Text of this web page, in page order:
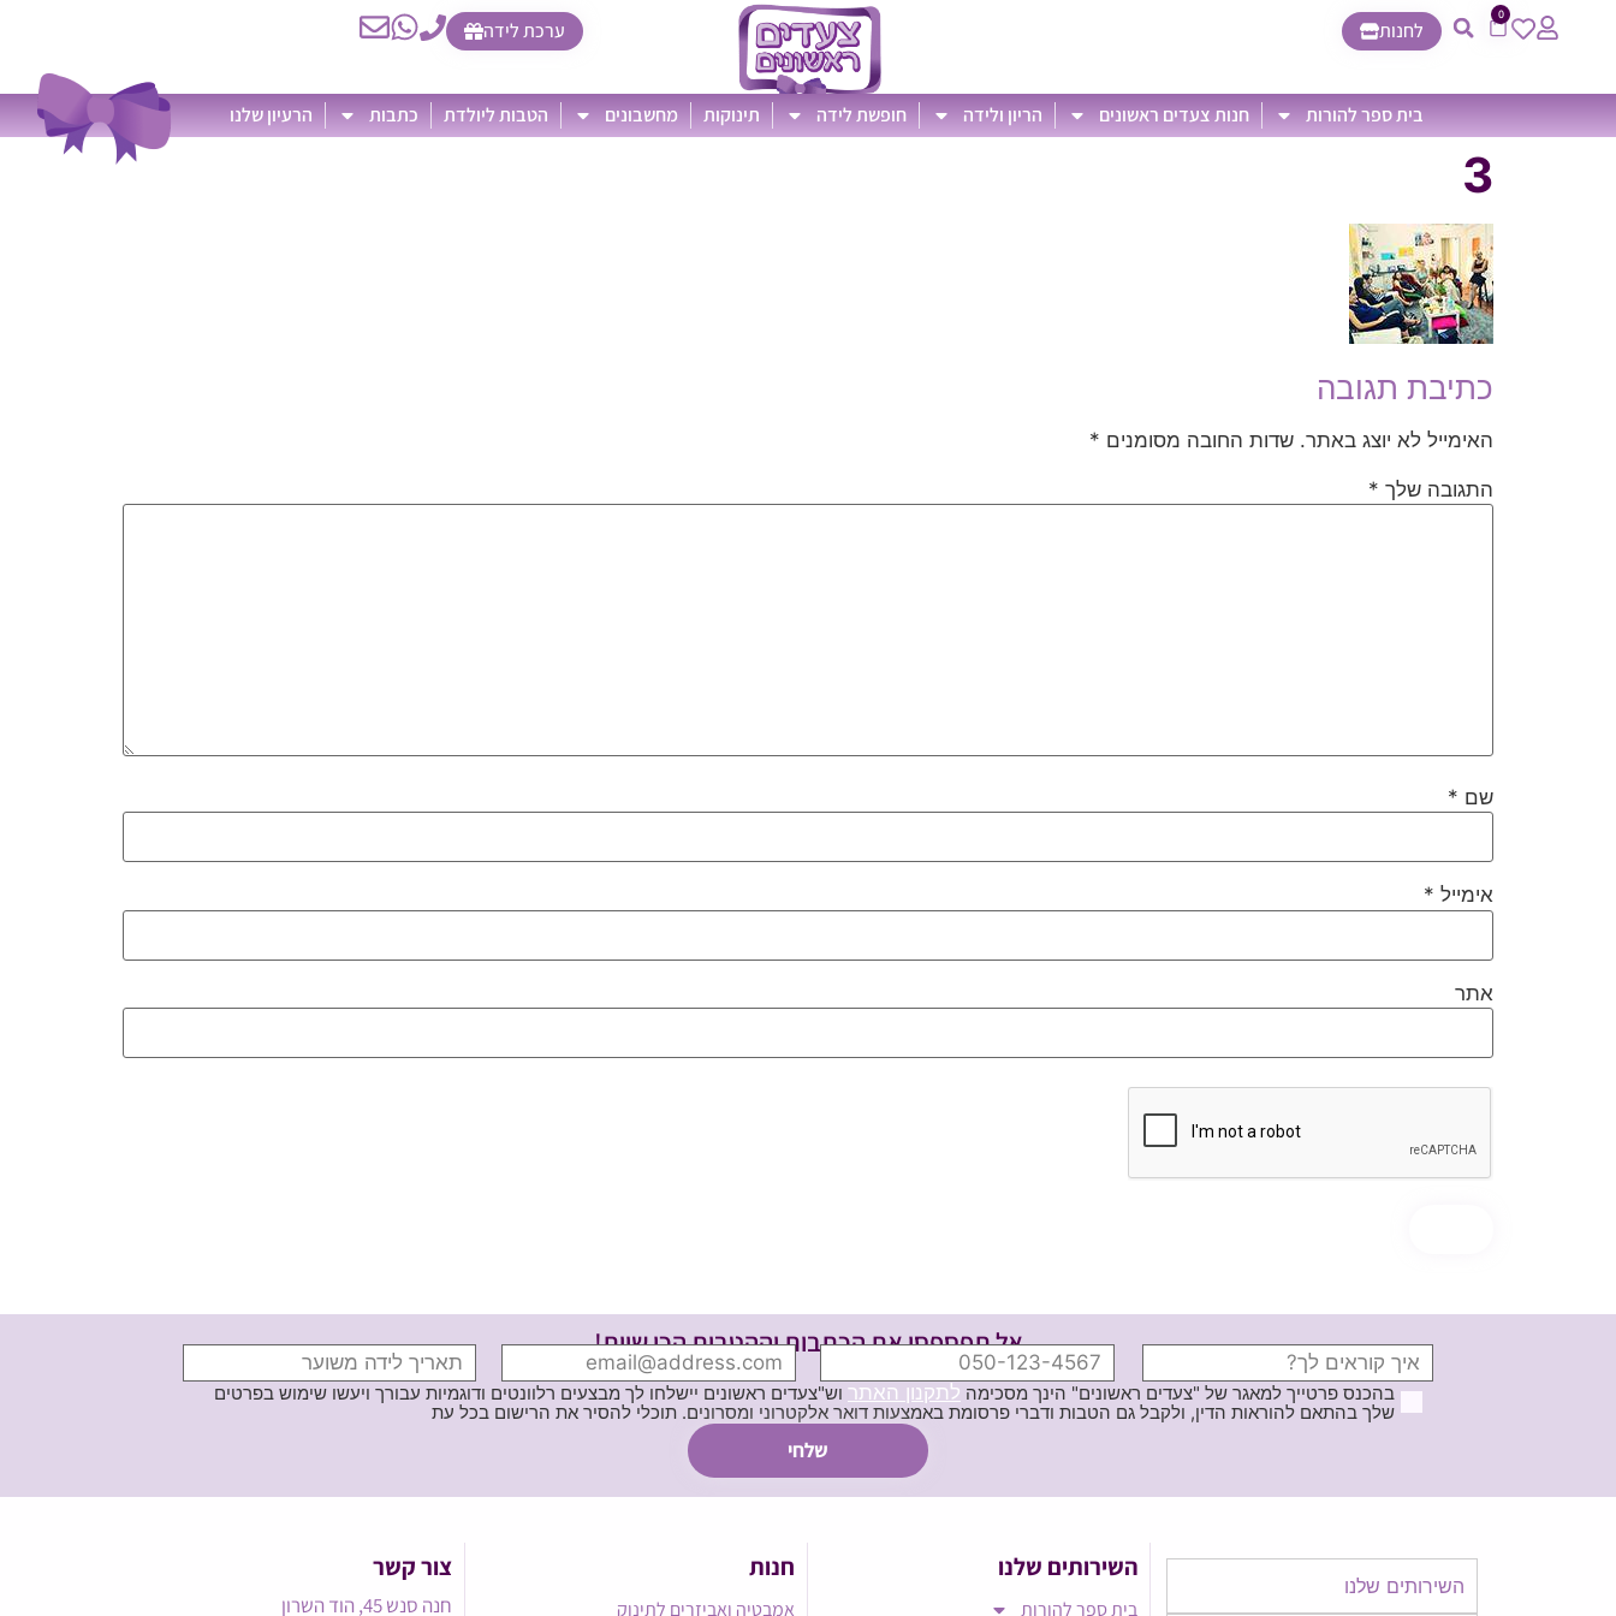
0
לחנות ערכת לידה
בית ספר להורות חנות צעדים ראשונים הריון ולידה חופשת לידה תינוקות מחשבונים הטבות ליולדת כתבות הרעיון שלנו
3
כתיבת תגובה
האימייל לא יוצג באתר. שדות החובה מסומנים *
התגובה שלך *
שם *
אימייל *
אתר
אל תפספסי את הכתבות וההטבות הכי שוות!
בהכנס פרטייך למאגר של "צעדים ראשונים" הינך מסכימה לתקנון האתר וש"צעדים ראשונים יישלחו לך מבצעים רלוונטים ודוגמיות עבורך ויעשו שימוש בפרטים
שלך בהתאם להוראות הדין, ולקבל גם הטבות ודברי פרסומת באמצעות דואר אלקטרוני ומסרונים. תוכלי להסיר את הרישום בכל עת
השירותים שלנו
השירותים שלנו
בית ספר להורות
חנות
אמבטיה ואביזרים לתינוק
צור קשר
חנה סנש 45, הוד השרון